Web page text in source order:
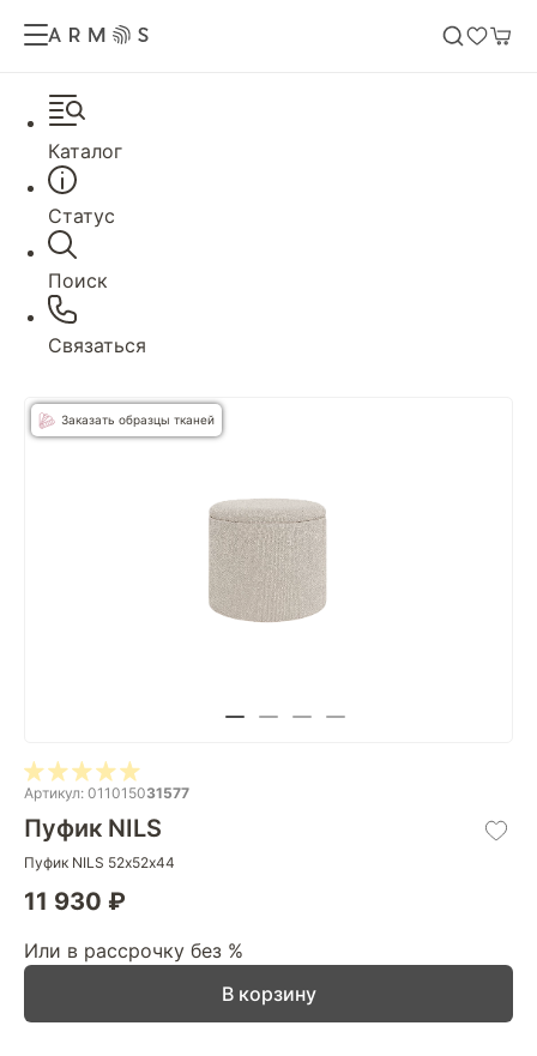
Каталог
Статус
Поиск
Связаться
Заказать образцы тканей
Артикул: 011015031577
Пуфик NILS
Пуфик NILS 52х52х44
11 930 ₽
Или в рассрочку без %
В корзину